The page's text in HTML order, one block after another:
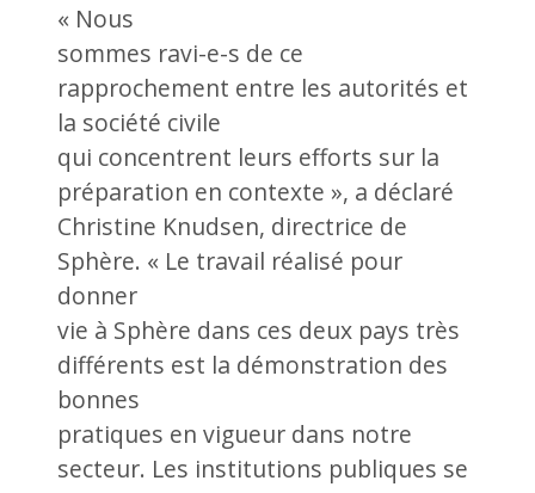
« Nous
sommes ravi-e-s de ce
rapprochement entre les autorités et
la société civile
qui concentrent leurs efforts sur la
préparation en contexte », a déclaré
Christine Knudsen, directrice de
Sphère. « Le travail réalisé pour
donner
vie à Sphère dans ces deux pays très
différents est la démonstration des
bonnes
pratiques en vigueur dans notre
secteur. Les institutions publiques se